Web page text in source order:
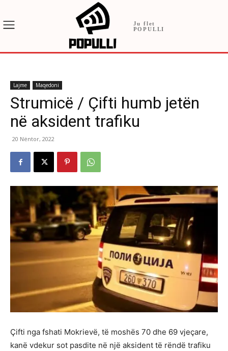
Ju flet
POPULLI
Lajme Maqedoni
Strumicë / Çifti humb jetën
në aksident trafiku
20 Nëntor, 2022
Çifti nga fshati Mokrievë, të moshës 70 dhe 69 vjeçare,
kanë vdekur sot pasdite në një aksident të rëndë trafiku